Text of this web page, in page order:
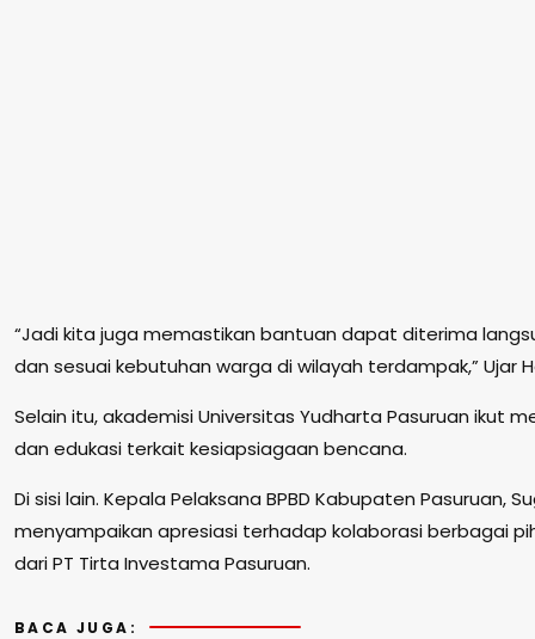
“Jadi kita juga memastikan bantuan dapat diterima
dan sesuai kebutuhan warga di wilayah terdampak,” Ujar
Selain itu, akademisi Universitas Yudharta Pasuruan ikut
dan edukasi terkait kesiapsiagaan bencana.
Di sisi lain. Kepala Pelaksana BPBD Kabupaten Pasuruan,
menyampaikan apresiasi terhadap kolaborasi berbagai
dari PT Tirta Investama Pasuruan.
BACA JUGA: